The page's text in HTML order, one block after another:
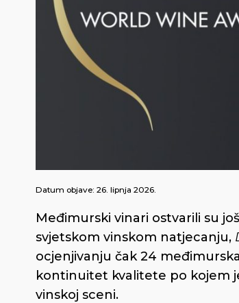
Datum objave: 26. lipnja 2026.
Međimurski vinari ostvarili su
svjetskom vinskom natjecanju,
ocjenjivanju čak 24
kontinuitet kvalitete po kojem
vinskoj sceni.